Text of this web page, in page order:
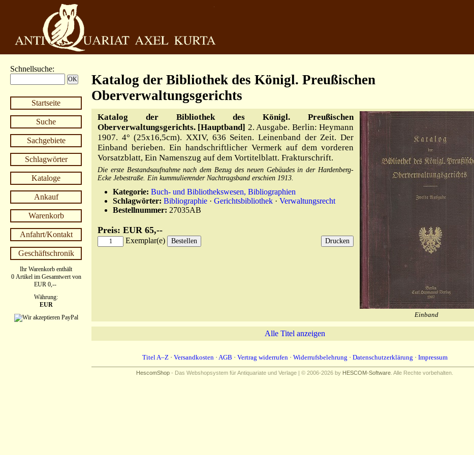
Schnellsuche:
Startseite
Suche
Sachgebiete
Schlagwörter
Kataloge
Ankauf
Warenkorb
Anfahrt/Kontakt
Geschäftschronik
Ihr Warenkorb enthält
0 Artikel im Gesamtwert von
EUR 0,--
Währung:
EUR
Katalog der Bibliothek des Königl. Preußischen
Oberverwaltungsgerichts
Katalog der Bibliothek des Königl. Preußischen
Oberverwaltungsgerichts. [Hauptband] 2. Ausgabe. Berlin: Heymann
1907. 4° (25x16,5cm). XXIV, 636 Seiten. Leinenband der Zeit. Der
Einband berieben. Ein handschriftlicher Vermerk auf dem vorderen
Vorsatzblatt, Ein Namenszug auf dem Vortitelblatt. Frakturschrift.
Die erste Bestandsaufnahme nach dem Bezug des neuen Gebäudes in der Hardenberg-
Ecke Jebestraße. Ein kummulierender Nachtragsband erschien 1913.
Kategorie: Buch- und Bibliothekswesen, Bibliographien
Schlagwörter: Bibliographie · Gerichtsbibliothek · Verwaltungsrecht
Bestellnummer: 27035AB
Preis: EUR 65,--
Exemplar(e)
Einband
Alle Titel anzeigen
Titel A–Z· Versandkosten· AGB · Vertrag widerrufen· Widerrufsbelehrung · Datenschutzerklärung · Impressum
HescomShop - Das Webshopsystem für Antiquariate und Verlage | © 2006-2026 by HESCOM-Software . Alle Rechte vorbehalten.